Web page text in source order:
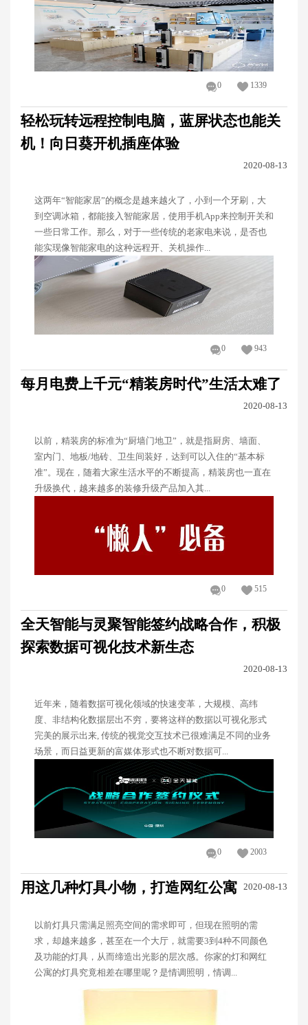
0 1339
轻松玩转远程控制电脑，蓝屏状态也能关
机！向日葵开机插座体验
2020-08-13
这两年“智能家居”的概念是越来越火了，小到一个牙刷，大
到空调冰箱，都能接入智能家居，使用手机App来控制开关和
一些日常工作。那么，对于一些传统的老家电来说，是否也
能实现像智能家电的这种远程开、关机操作...
0 943
每月电费上千元“精装房时代”生活太难了
2020-08-13
以前，精装房的标准为“厨墙门地卫”，就是指厨房、墙面、
室内门、地板/地砖、卫生间装好，达到可以入住的“基本标
准”。现在，随着大家生活水平的不断提高，精装房也一直在
升级换代，越来越多的装修升级产品加入其...
0 515
全天智能与灵聚智能签约战略合作，积极
探索数据可视化技术新生态
2020-08-13
近年来，随着数据可视化领域的快速变革，大规模、高纬
度、非结构化数据层出不穷，要将这样的数据以可视化形式
完美的展示出来, 传统的视觉交互技术已很难满足不同的业务
场景，而日益更新的富媒体形式也不断对数据可...
0 2003
用这几种灯具小物，打造网红公寓 2020-08-13
以前灯具只需满足照亮空间的需求即可，但现在照明的需
求，却越来越多，甚至在一个大厅，就需要3到4种不同颜色
及功能的灯具，从而缔造出光影的层次感。你家的灯和网红
公寓的灯具究竟相差在哪里呢？是情调照明，情调...